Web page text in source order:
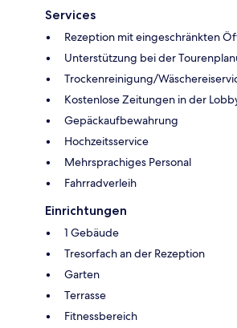
Services
Rezeption mit eingeschränkten
Unterstützung bei der
Trockenreinigung/
Kostenlose Zeitungen in der
Gepäckaufbewahrung
Hochzeitsservice
Mehrsprachiges Personal
Fahrradverleih
Einrichtungen
1 Gebäude
Tresorfach an der Rezeption
Garten
Terrasse
Fitnessbereich